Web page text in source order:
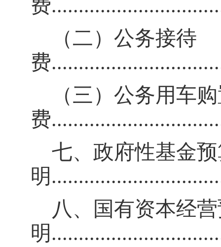
费
（二）公务接待
费
（三）公务用车
费
七、政府性基金
明
八、国有资本经
明